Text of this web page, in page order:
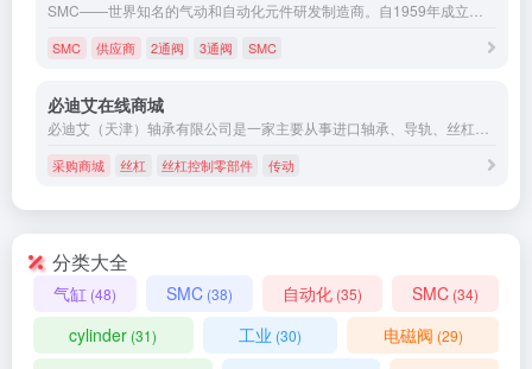
SMC 供应商 2通阀 3通阀 SMC
必迪艾在线商城
采购商城 丝杠 丝杠控制零部件 传动
分类大全
气缸 (48) SMC (38) 自动化 (35) SMC (34)
cylinder (31) 工业 (30) 电磁阀 (29)